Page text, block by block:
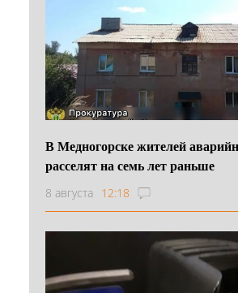
В Медногорске жителей
расселят на семь лет раньше
8 августа 12:18